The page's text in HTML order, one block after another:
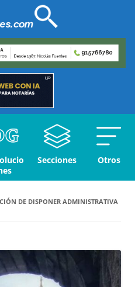
Secciones Otros
DE DISPONER ADMINISTRATIVA